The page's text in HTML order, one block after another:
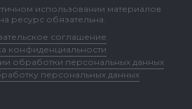
использовании материалов
ресурс обязательна.
соглашение
конфиденциальности
обработки персональных данных
персональных данных